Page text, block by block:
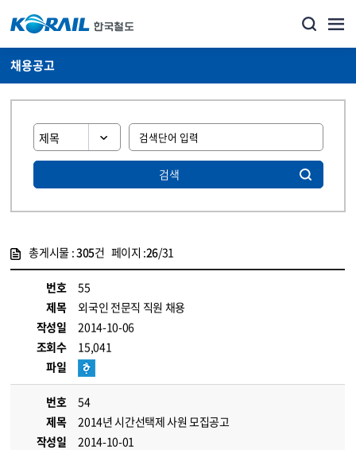
채용공고
검색
총게시물 :305건 페이지 :26/31
번호
55
제목
외국인 전문직 직원 채용
작성일
2014-10-06
조회수
15,041
파일
번호
54
제목
2014년 시간선택제 사원 모집공고
작성일
2014-10-01